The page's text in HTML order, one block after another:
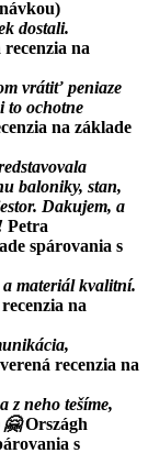
dostali.
recenzia na
vrátiť peniaze
to ochotne
na základe
baloniky, stan,
Dakujem, a
Petra
spárovania s
materiál kvalitní.
na
recenzia na
z neho tešíme,
Országh
s